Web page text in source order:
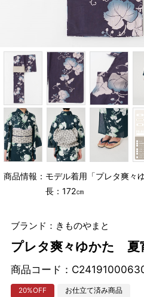
商品情報：モデル着用「プレタ爽
長：172㎝
ブランド：きものやまと
プレタ爽々ゆかた
商品コード：
20%OFF お仕立て済み商品